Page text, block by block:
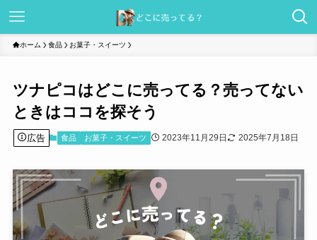
ホーム 食品 お菓子・スイーツ
ツナピコはどこに売ってる？売ってない
ときはココを探そう
広告 食品 お菓子・スイーツ 2023年11月29日 2025年7月18日